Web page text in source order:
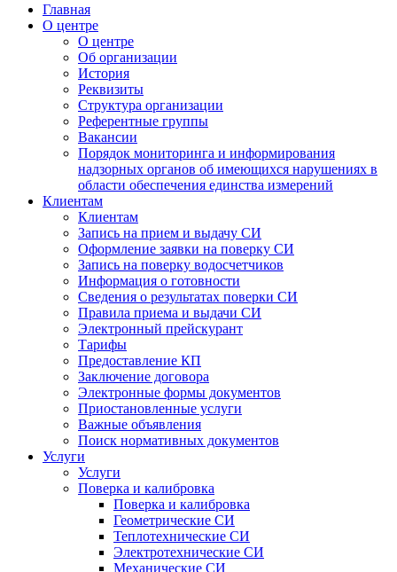
Главная
О центре
О центре
Об организации
История
Реквизиты
Структура организации
Референтные группы
Вакансии
Порядок мониторинга и информирования
надзорных органов об имеющихся нарушениях в
области обеспечения единства измерений
Клиентам
Клиентам
Запись на прием и выдачу СИ
Оформление заявки на поверку СИ
Запись на поверку водосчетчиков
Информация о готовности
Сведения о результатах поверки СИ
Правила приема и выдачи СИ
Электронный прейскурант
Тарифы
Предоставление КП
Заключение договора
Электронные формы документов
Приостановленные услуги
Важные объявления
Поиск нормативных документов
Услуги
Услуги
Поверка и калибровка
Поверка и калибровка
Геометрические СИ
Теплотехнические СИ
Электротехнические СИ
Механические СИ